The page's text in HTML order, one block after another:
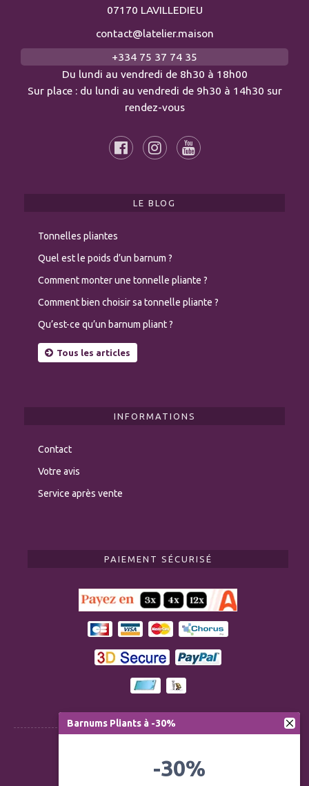
07170 LAVILLEDIEU
contact@latelier.maison
+334 75 37 74 35
Du lundi au vendredi de 8h30 à 18h00
Sur place : du lundi au vendredi de 9h30 à 14h30 sur
rendez-vous
LE BLOG
Tonnelles pliantes
Quel est le poids d’un barnum ?
Comment monter une tonnelle pliante ?
Comment bien choisir sa tonnelle pliante ?
Qu’est-ce qu’un barnum pliant ?
Tous les articles
INFORMATIONS
Contact
Votre avis
Service après vente
PAIEMENT SÉCURISÉ
Règlementation ERP CTS
Barnums Pliants à -30%
-30%